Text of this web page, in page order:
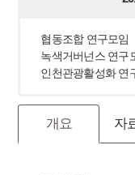
협동조합 연구모임
녹색거버넌스 연구
인천관광활성화 연
개요 자